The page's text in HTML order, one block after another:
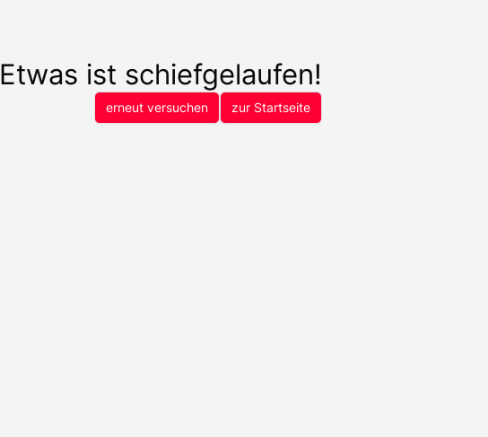
Etwas ist schiefgelaufen!
erneut versuchen zur Startseite